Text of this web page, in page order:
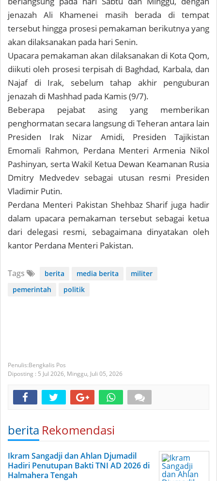
jenazah Ali Khamenei masih berada di tempat
tersebut hingga prosesi pemakaman berikutnya yang
akan dilaksanakan pada hari Senin.
Upacara pemakaman akan dilaksanakan di Kota Qom,
diikuti oleh prosesi terpisah di Baghdad, Karbala, dan
Najaf di Irak, sebelum tahap akhir penguburan
jenazah di Mashhad pada Kamis (9/7).
Beberapa pejabat asing yang memberikan
penghormatan secara langsung di Teheran antara lain
Presiden Irak Nizar Amidi, Presiden Tajikistan
Emomali Rahmon, Perdana Menteri Armenia Nikol
Pashinyan, serta Wakil Ketua Dewan Keamanan Rusia
Dmitry Medvedev sebagai utusan resmi Presiden
Vladimir Putin.
Perdana Menteri Pakistan Shehbaz Sharif juga hadir
dalam upacara pemakaman tersebut sebagai ketua
dari delegasi resmi, sebagaimana dinyatakan oleh
kantor Perdana Menteri Pakistan.
Tags berita media berita
militer
pemerintah
politik
Bengkalis Pos
Diposting : 5 Jul 2026, Minggu, Juli 05, 2026
berita Rekomendasi
Ikram Sangadji dan Ahlan Djumadil
Hadiri Penutupan Bakti TNI AD 2026 di
Halmahera Tengah